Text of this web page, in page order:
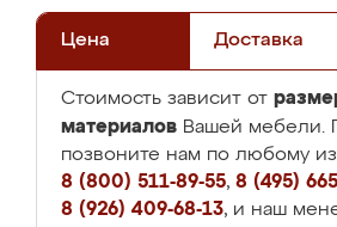
Цена Доставка
Стоимость зависит от
материалов Вашей мебели.
позвоните нам по любому
8 (800) 511-89-55, 8 (495)
8 (926) 409-68-13, и наш